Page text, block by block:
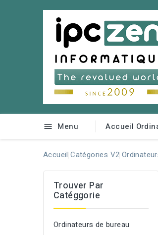
 Menu Accueil
Accueil Catégories V2
Trouver Par
Catéggorie
Ordinateurs de bureau